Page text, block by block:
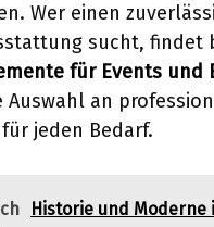
Wer einen
sucht, findet
für Events und
Auswahl an
jeden Bedarf.
Historie und Moderne